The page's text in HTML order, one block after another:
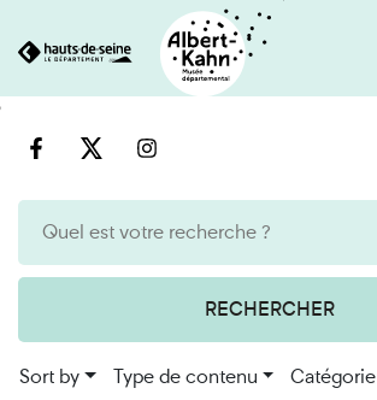
engine
RECHERCHER
Sort by Type de contenu Catégorie
Cookies management panel